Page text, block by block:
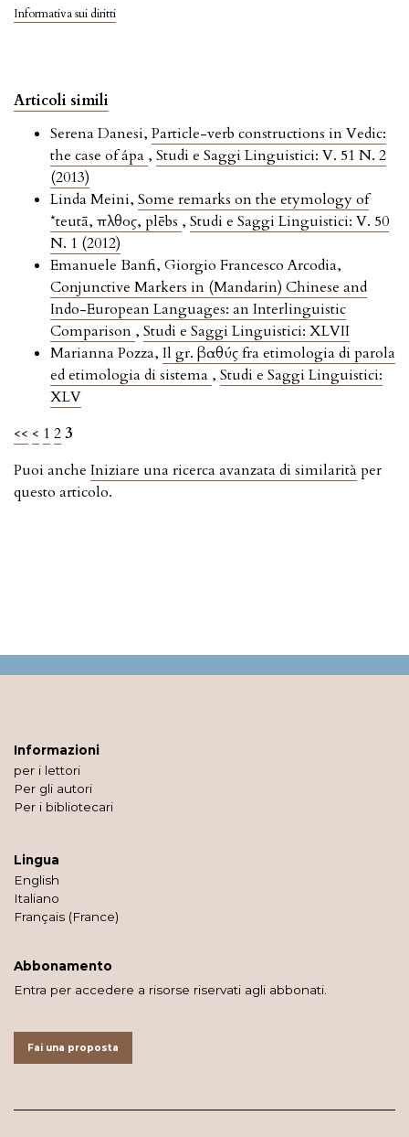
Informativa sui diritti
Articoli simili
Serena Danesi, Particle-verb constructions in Vedic:
the case of ápa , Studi e Saggi Linguistici: V. 51 N. 2
(2013)
Linda Meini, Some remarks on the etymology of
*teutā, πλῆθος, plēbs , Studi e Saggi Linguistici: V. 50
N. 1 (2012)
Emanuele Banfi, Giorgio Francesco Arcodia,
Conjunctive Markers in (Mandarin) Chinese and
Indo-European Languages: an Interlinguistic
Comparison , Studi e Saggi Linguistici: XLVII
Marianna Pozza, Il gr. βαθύς fra etimologia di parola
ed etimologia di sistema , Studi e Saggi Linguistici:
XLV
<< < 1 23
Puoi anche Iniziare una ricerca avanzata di similarità per
questo articolo.
Informazioni
per i lettori
Per gli autori
Per i bibliotecari
Lingua
English
Italiano
Français (France)
Abbonamento
Entra per accedere a risorse riservati agli abbonati.
Fai una proposta